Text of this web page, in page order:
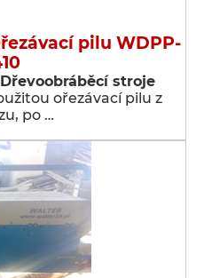
pilu WDPP-
stroje
ořezávací pilu z
po …